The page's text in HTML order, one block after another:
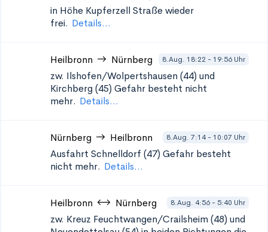
in Höhe Kupferzell Straße wieder
frei. Details...
Heilbronn Nürnberg 8.Aug. 18:22 - 19:56 Uhr
zw. Ilshofen/Wolpertshausen (44) und
Kirchberg (45) Gefahr besteht nicht
mehr. Details...
Nürnberg Heilbronn 8.Aug. 7:14 - 10:07 Uhr
Ausfahrt Schnelldorf (47) Gefahr besteht
nicht mehr. Details...
Heilbronn Nürnberg 8.Aug. 4:56 - 5:40 Uhr
zw. Kreuz Feuchtwangen/Crailsheim (48) und